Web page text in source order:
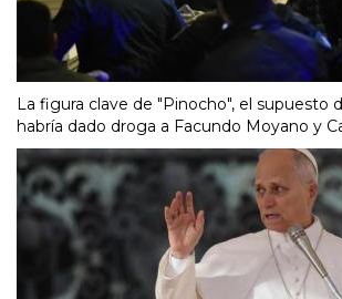
La figura clave de "Pinocho", el supuesto
habría dado droga a Facundo Moyano y